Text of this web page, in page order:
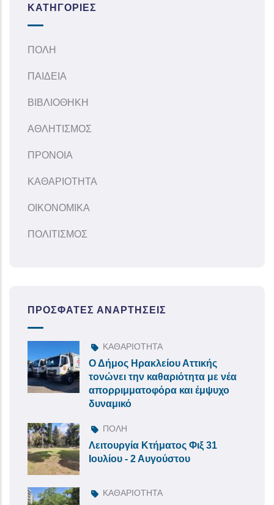
ΚΑΤΗΓΟΡΊΕΣ
ΠΟΛΗ
ΠΑΙΔΕΙΑ
ΒΙΒΛΙΟΘΗΚΗ
ΑΘΛΗΤΙΣΜΟΣ
ΠΡΟΝΟΙΑ
ΚΑΘΑΡΙΟΤΗΤΑ
ΟΙΚΟΝΟΜΙΚΑ
ΠΟΛΙΤΙΣΜΟΣ
ΠΡΌΣΦΑΤΕΣ ΑΝΑΡΤΉΣΕΙΣ
ΚΑΘΑΡΙΟΤΗΤΑ
Ο Δήμος Ηρακλείου Αττικής
τονώνει την καθαριότητα με νέα
απορριμματοφόρα και έμψυχο
δυναμικό
ΠΟΛΗ
Λειτουργία Κτήματος Φιξ 31
Ιουλίου - 2 Αυγούστου
ΚΑΘΑΡΙΟΤΗΤΑ